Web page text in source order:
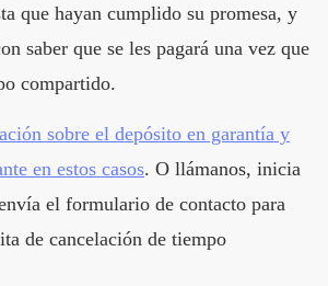
que hayan cumplido su promesa, y
saber que se les pagará una vez que
compartido.
sobre el depósito en garantía y
en estos casos. O llámanos, inicia
el formulario de contacto para
de cancelación de tiempo